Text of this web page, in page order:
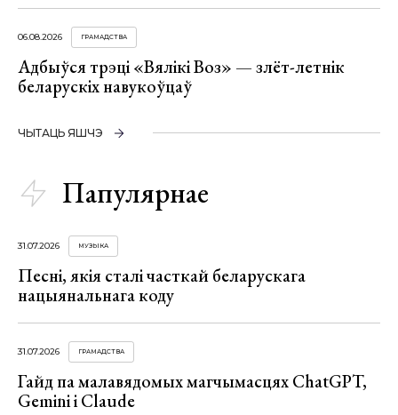
06.08.2026 ГРАМАДСТВА
Адбыўся трэці «Вялікі Воз» — злёт-летнік
беларускіх навукоўцаў
ЧЫТАЦЬ ЯШЧЭ
Папулярнае
31.07.2026 МУЗЫКА
Песні, якія сталі часткай беларускага
нацыянальнага коду
31.07.2026 ГРАМАДСТВА
Гайд па малавядомых магчымасцях ChatGPT,
Gemini і Claude